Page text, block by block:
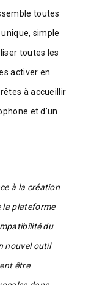
toutes
simple
toutes les
activer en
à accueillir
et d’un
à la création
la plateforme
du
nouvel outil
être